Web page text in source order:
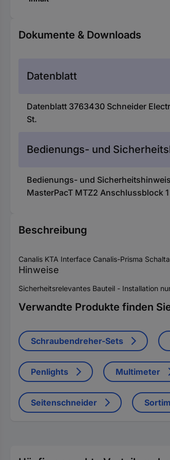
Dokumente & Downloads
Datenblatt
Datenblatt 3763430 Schneider
St.
Bedienungs- und
Bedienungs- und
MasterPacT MTZ2 Anschlussblock 1
Beschreibung
Canalis KTA Interface Canalis-Prisma
Hinweise
Sicherheitsrelevantes Bauteil - Installation
Verwandte Produkte finden Sie
Schraubendreher-Sets
Penlights Multimeter
Seitenschneider